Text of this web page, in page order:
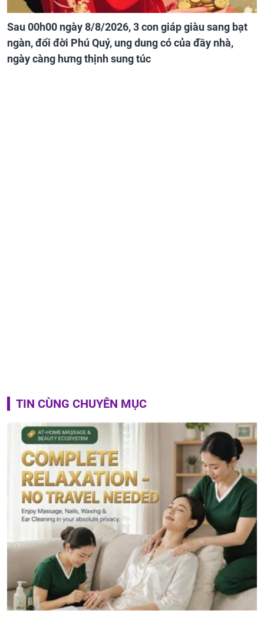
Sau 00h00 ngày 8/8/2026, 3 con giáp giàu sang bạt
ngàn, đổi đời Phú Quý, ung dung có của đầy nhà,
ngày càng hưng thịnh sung túc
TIN CÙNG CHUYÊN MỤC